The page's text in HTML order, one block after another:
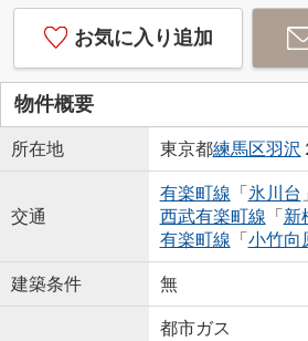
お気に入り追加
物件概要
所在地 東京都練馬区羽沢
交通
有楽町線 「 氷川台
西武有楽町線 「 新
有楽町線 「 小竹向
建築条件 無
都市ガス